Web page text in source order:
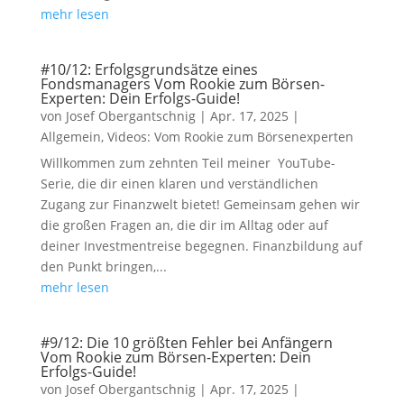
mehr lesen
#10/12: Erfolgsgrundsätze eines
Fondsmanagers Vom Rookie zum Börsen-
Experten: Dein Erfolgs-Guide!
von Josef Obergantschnig| Apr. 17, 2025 |
Allgemein, Videos: Vom Rookie zum Börsenexperten
Willkommen zum zehnten Teil meiner YouTube-
Serie, die dir einen klaren und verständlichen
Zugang zur Finanzwelt bietet! Gemeinsam gehen wir
die großen Fragen an, die dir im Alltag oder auf
deiner Investmentreise begegnen. Finanzbildung auf
den Punkt bringen,...
mehr lesen
#9/12: Die 10 größten Fehler bei Anfängern
Vom Rookie zum Börsen-Experten: Dein
Erfolgs-Guide!
von Josef Obergantschnig| Apr. 17, 2025 |